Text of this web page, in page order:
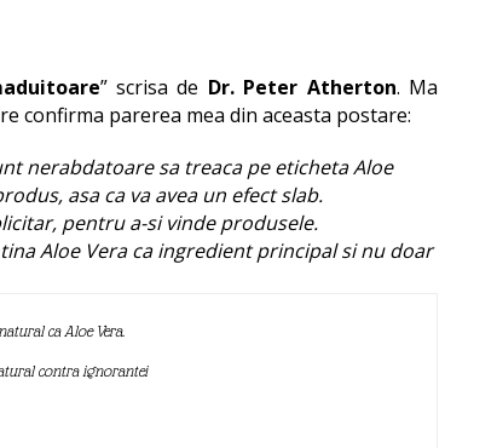
” scrisa de Dr. Peter Atherton. Ma
confirma parerea mea din aceasta postare:
nerabdatoare sa treaca pe eticheta Aloe
asa ca va avea un efect slab.
pentru a-si vinde produsele.
Aloe Vera ca ingredient principal si nu doar
ca Aloe Vera.
contra ignorantei